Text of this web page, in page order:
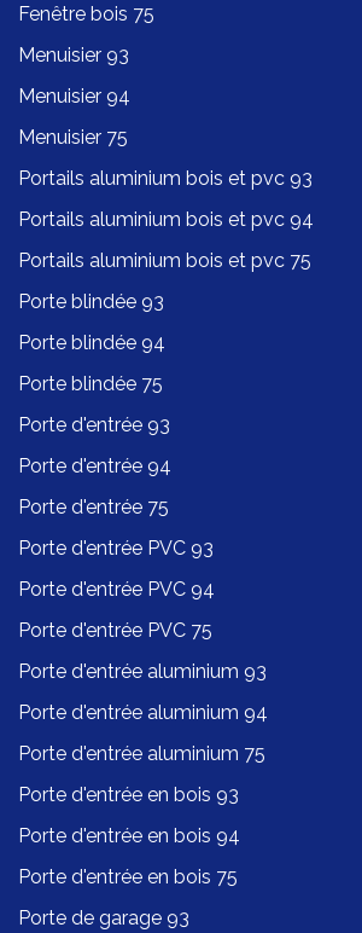
Fenêtre bois 75
Menuisier 93
Menuisier 94
Menuisier 75
Portails aluminium bois et pvc 93
Portails aluminium bois et pvc 94
Portails aluminium bois et pvc 75
Porte blindée 93
Porte blindée 94
Porte blindée 75
Porte d'entrée 93
Porte d'entrée 94
Porte d'entrée 75
Porte d'entrée PVC 93
Porte d'entrée PVC 94
Porte d'entrée PVC 75
Porte d'entrée aluminium 93
Porte d'entrée aluminium 94
Porte d'entrée aluminium 75
Porte d'entrée en bois 93
Porte d'entrée en bois 94
Porte d'entrée en bois 75
Porte de garage 93